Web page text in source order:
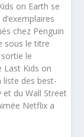
on Earth se
chez Penguin
sous le titre
le
Last Kids on
liste des best-
et du Wall Street
Netflix a